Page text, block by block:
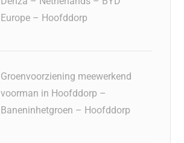
Europe – Hoofddorp
Groenvoorziening meewerkend
voorman in Hoofddorp –
Baneninhetgroen – Hoofddorp